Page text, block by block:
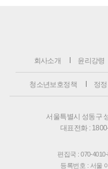
회사소개 윤리강령
청소년보호정책 정
서울특별시 성동구
대표전화 :
편집국 : 070-
등록번호 : 서울